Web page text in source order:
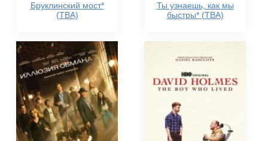
Бруклинский мост*
(TBA)
Ты узнаешь, как мы
быстры* (TBA)